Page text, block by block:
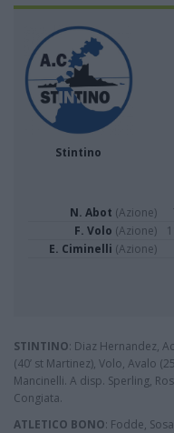
Stintino
N. Abot (Azione)
F. Volo (Azione)
E. Ciminelli (Azione)
STINTINO: Diaz Hernandez,
(40’ st Martinez), Volo, Avalo
Mancinelli. A disp. Sperling,
Congiata.
ATLETICO BONO: Fodde,